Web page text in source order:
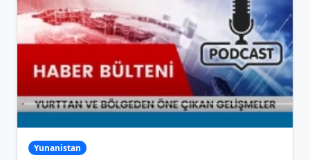
Yunanistan